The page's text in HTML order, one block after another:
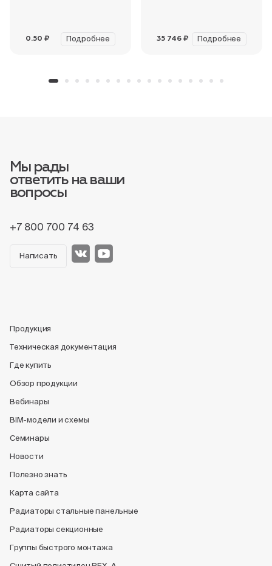
0.50 ₽ Подробнее 35 746 ₽ Подробнее
Мы рады
ответить на ваши
вопросы
+7 800 700 74 63
Написать
Продукция
Техническая документация
Где купить
Обзор продукции
Вебинары
BIM-модели и схемы
Семинары
Новости
Полезно знать
Карта сайта
Радиаторы стальные панельные
Радиаторы секционные
Группы быстрого монтажа